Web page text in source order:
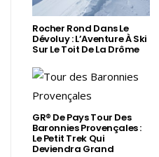
Rocher Rond Dans Le
Dévoluy : L’Aventure À Ski
Sur Le Toit De La Drôme
GR® De Pays Tour Des
Baronnies Provençales :
Le Petit Trek Qui
Deviendra Grand